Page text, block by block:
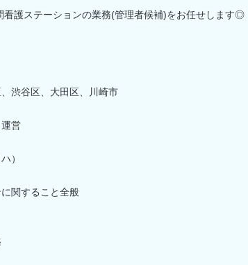
看護ステーションの業務(管理者候補)をお任せします◎
渋谷区、大田区、川崎市
営
）
関すること全般